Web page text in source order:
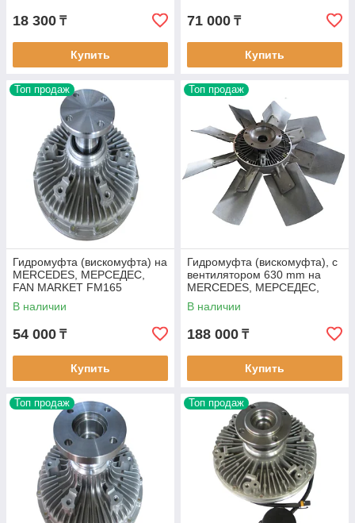
18 300 ₸
Купить
71 000 ₸
Купить
Топ продаж
Гидромуфта (вискомуфта) на
MERCEDES, МЕРСЕДЕС,
FAN MARKET FM165
В наличии
54 000 ₸
Купить
Топ продаж
Гидромуфта (вискомуфта), с
вентилятором 630 mm на
MERCEDES, МЕРСЕДЕС,
FAN MARKET FM132
В наличии
188 000 ₸
Купить
Топ продаж Топ продаж